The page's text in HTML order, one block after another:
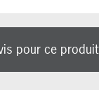
pour ce produit